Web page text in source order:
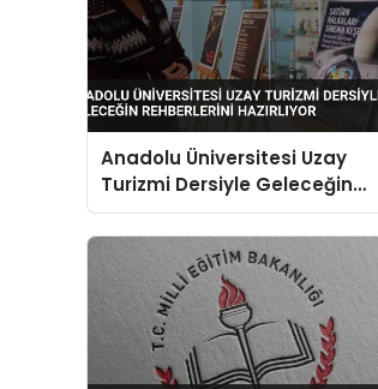
Anadolu Üniversitesi Uzay
Turizmi Dersiyle Geleceğin
Rehberlerini Hazırlıyor